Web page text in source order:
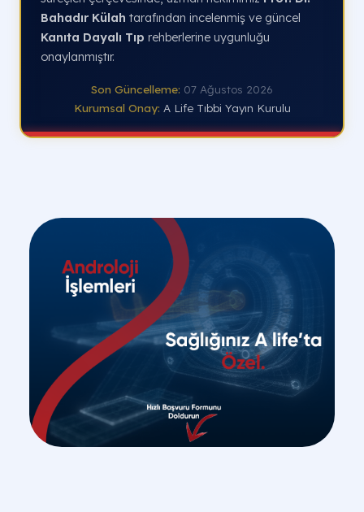
Bahadır Külah tarafından incelenmiş ve güncel
Kanıta Dayalı Tıp rehberlerine uygunluğu
onaylanmıştır.
Son Güncelleme: 07 Ağustos 2026
Kurumsal Onay: A Life Tıbbi Yayın Kurulu